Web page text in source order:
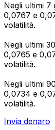
Negli ultimi 7
0,0767 e
volatilità.
Negli ultimi
0,0765 e
volatilità.
Negli ultimi
0,0734 e
volatilità.
Invia denaro